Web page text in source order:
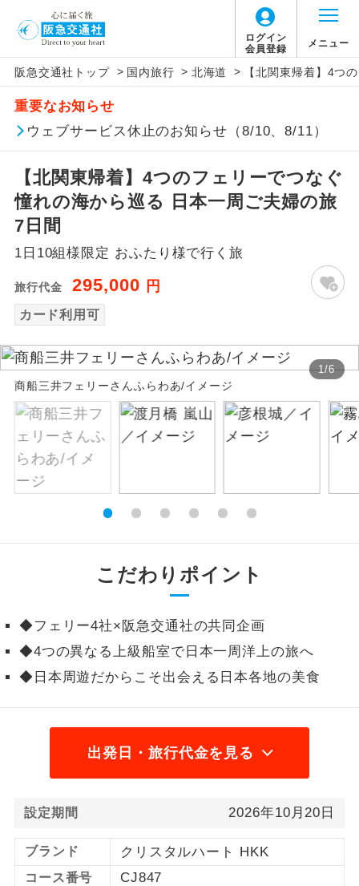
ログイン
会員登録
メニュー
阪急交通社トップ > 国内旅行 > 北海道 > 【北関東帰着】4つ
重要なお知らせ
ウェブサービス休止のお知らせ（8/10、8/11）
【北関東帰着】4つのフェリーでつなぐ
憧れの海から巡る 日本一周ご夫婦の旅
7日間
1日10組様限定 おふたり様で行く旅
旅行代金 295,000 円
カード利用可
1/6
商船三井フェリーさんふらわあ/イメージ
こだわりポイント
◆フェリー4社×阪急交通社の共同企画
◆4つの異なる上級船室で日本一周洋上の旅へ
◆日本周遊だからこそ出会える日本各地の美食
出発日・旅行代金を見る
設定期間 2026年10月20日
ブランド クリスタルハート HKK
コース番号 CJ847
アイコン 説明
添乗員同行
往路出発空港（駅）から復路到着空港
（駅）まで同行します。
現地添乗員同
行
現地到着空港（駅）から最終日出発空港
（駅）まで添乗員が同行します。
バスガイド乗
務
があります。
新コース 初登場のコースです。
然遺産を訪ねるコースです。
絶景 絶景スポットに立ち寄るコースです。
温泉 温泉地にも宿泊するコースです。
露天風呂
す。
全食事付き
全てのお食事が付いていますので、お食
事の心配はいりません。（機内食を除
お部屋食
だけます。
をじっくり聞くことができます。
1名様催行
1名様から出発可能な個人型プランで
す。
おひとり様参
加限定
おひとり様限定でご参加いただけるコー
スです。